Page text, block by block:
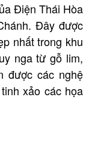
Điện Thái Hòa
Đây được
nhất trong khu
nga từ gỗ lim,
được các nghệ
xảo các họa